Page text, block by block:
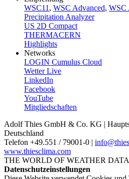
WSC11 , WSC Advanced, WSC
Precipitation Analyzer
US 2D Compact
THERMACERN
Highlights
Networks
LOGIN Cumulus Cloud
Wetter Live
LinkedIn
Facebook
YouTube
Mitgliedschaften
Adolf Thies GmbH & Co. KG |
Deutschland
Telefon +49.551 /­ 79001-0 |
www.thiesclima.com
THE WORLD OF WEATHER DATA
Datenschutzeinstellungen